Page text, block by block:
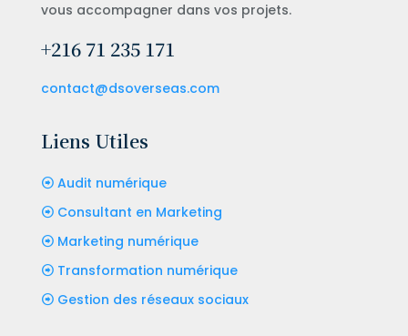
vous accompagner dans vos projets.
+216 71 235 171
contact@dsoverseas.com
Liens Utiles
Audit numérique
Consultant en Marketing
Marketing numérique
Transformation numérique
Gestion des réseaux sociaux